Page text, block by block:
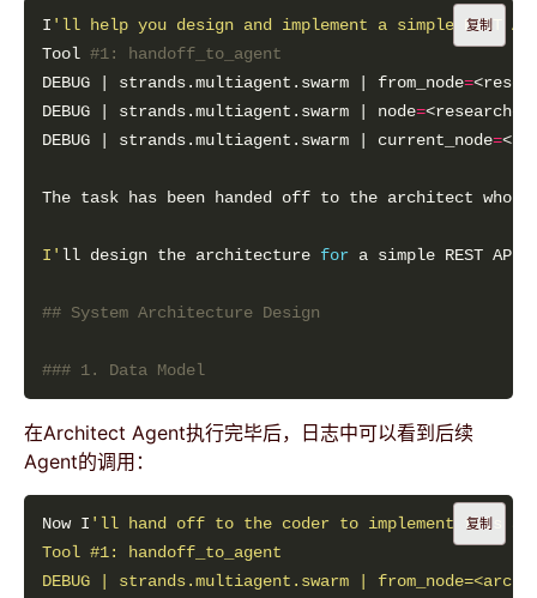
I 'll help you design and implement a simple
Tool #1: handoff_to_agent
DEBUG | strands.multiagent.swarm | from_node=
DEBUG | strands.multiagent.swarm | node=
DEBUG | strands.multiagent.swarm | current_node=
The task has been handed off to the architect
I' ll design the architecture for a simple REST API
## System Architecture Design
### 1. Data Model
复制
在Architect Agent执行完毕后，日志中可以看到后续
Agent的调用：
Now I
复制